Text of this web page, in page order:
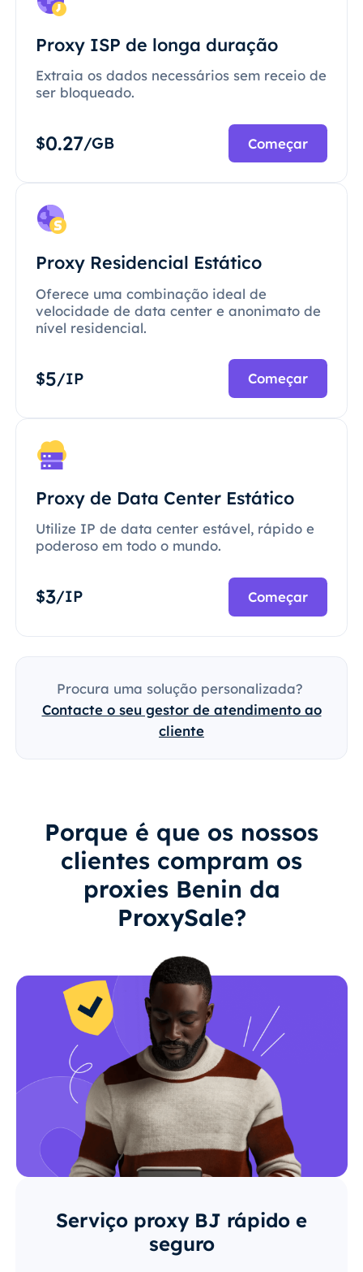
Proxy ISP de longa duração
Extraia os dados necessários sem receio de
ser bloqueado.
$0.27/GB Começar
Proxy Residencial Estático
Oferece uma combinação ideal de
velocidade de data center e anonimato de
nível residencial.
$5/IP Começar
Proxy de Data Center Estático
Utilize IP de data center estável, rápido e
poderoso em todo o mundo.
$3/IP Começar
Procura uma solução personalizada?
Contacte o seu gestor de atendimento ao
cliente
Porque é que os nossos
clientes compram os
proxies Benin da
ProxySale?
Serviço proxy BJ rápido e
seguro